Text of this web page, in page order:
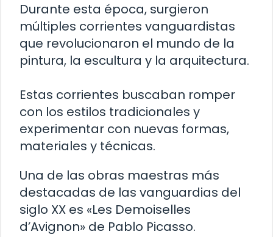
Durante esta época, surgieron
múltiples corrientes vanguardistas
que revolucionaron el mundo de la
pintura, la escultura y la arquitectura.
Estas corrientes buscaban romper
con los estilos tradicionales y
experimentar con nuevas formas,
materiales y técnicas.
Una de las obras maestras más
destacadas de las vanguardias del
siglo XX es «Les Demoiselles
d’Avignon» de Pablo Picasso.